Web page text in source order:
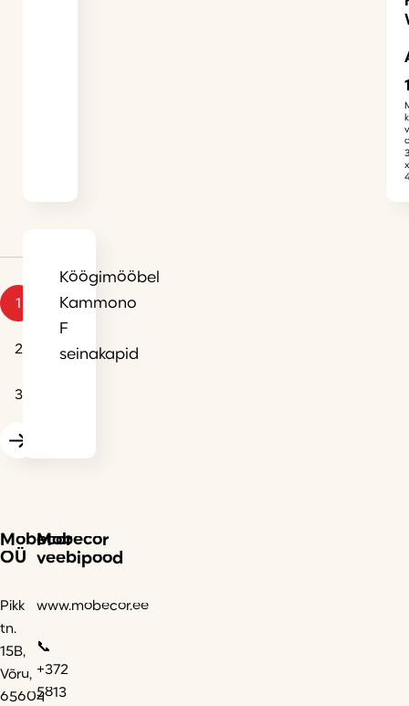
3
x
1
2
3
Köögimööbel
Kammono
F
seinakapid
Mobecor
OÜ
Pikk
tn.
15B,
Võru,
65604
Mobecor
veebipood
www.mobecor.ee
📞
+372
5813